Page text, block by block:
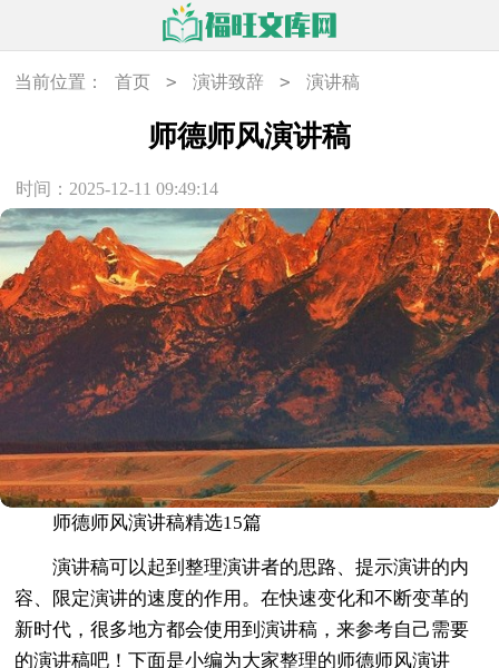
当前位置： 首页 > 演讲致辞 > 演讲稿
师德师风演讲稿
时间：2025-12-11 09:49:14
师德师风演讲稿精选15篇
演讲稿可以起到整理演讲者的思路、提示演讲的内
容、限定演讲的速度的作用。在快速变化和不断变革的
新时代，很多地方都会使用到演讲稿，来参考自己需要
的演讲稿吧！下面是小编为大家整理的师德师风演讲